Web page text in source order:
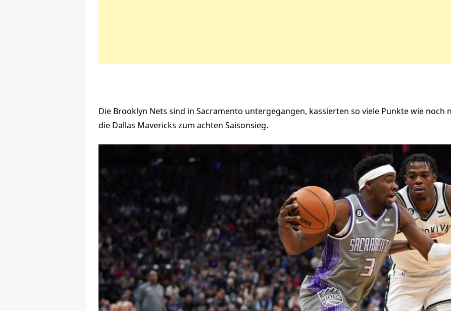
Die Brooklyn Nets sind in Sacramento untergegangen, kassierten so viele Punkte wie noch
die Dallas Mavericks zum achten Saisonsieg.